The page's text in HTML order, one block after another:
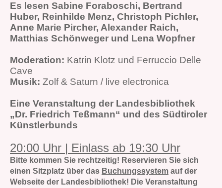
Es lesen Sabine Foraboschi, Bertrand
Huber, Reinhilde Menz, Christoph Pichler,
Anne Marie Pircher, Alexander Raich,
Matthias Schönweger und Lena Wopfner
Moderation: Katrin Klotz und Ferruccio Delle
Cave
Musik: Zolf & Saturn / live electronica
Eine Veranstaltung der Landesbibliothek
„Dr. Friedrich Teßmann“ und des Südtiroler
Künstlerbunds
20:00 Uhr | Einlass ab 19:30 Uhr
Bitte kommen Sie rechtzeitig! Reservieren Sie sich
einen Sitzplatz über das Buchungssystem auf der
Webseite der Landesbibliothek! Die Veranstaltung